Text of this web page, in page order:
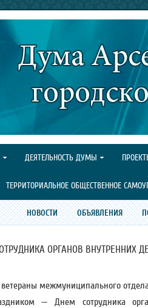
ДЕЯТЕЛЬНОСТЬ ДУМЫ
ТЕРРИТОРИАЛЬНОЕ ОБЩЕСТВЕННОЕ
НОВОСТИ ОБЪЯВЛЕНИЯ
ОРГАНОВ ВНУТРЕННИХ
межмуниципального
— Днем сотрудника